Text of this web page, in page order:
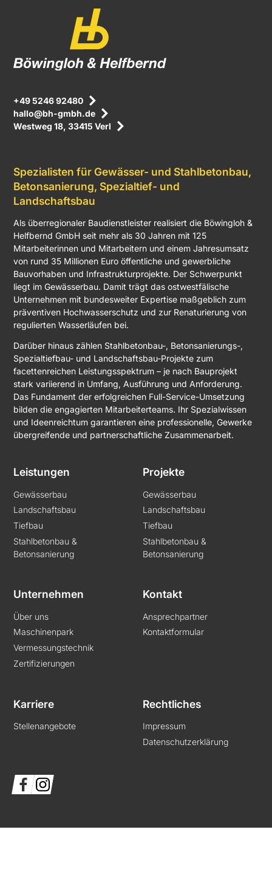
+49 5246 92480
hallo@bh-gmbh.de
Westweg 18, 33415 Verl
Spezialisten für Gewässer- und Stahlbetonbau,
Betonsanierung, Spezialtief- und
Landschaftsbau
Als überregionaler Baudienstleister realisiert die Böwingloh &
Helfbernd GmbH seit mehr als 30 Jahren mit 125
Mitarbeiterinnen und Mitarbeitern und einem Jahresumsatz
von rund 35 Millionen Euro öffentliche und gewerbliche
Bauvorhaben und Infrastrukturprojekte. Der Schwerpunkt
liegt im Gewässerbau. Damit trägt das ostwestfälische
Unternehmen mit bundesweiter Expertise maßgeblich zum
präventiven Hochwasserschutz und zur Renaturierung von
regulierten Wasserläufen bei.
Darüber hinaus zählen Stahlbetonbau-, Betonsanierungs-,
Spezialtiefbau- und Landschaftsbau-Projekte zum
facettenreichen Leistungsspektrum – je nach Bauprojekt
stark variierend in Umfang, Ausführung und Anforderung.
Das Fundament der erfolgreichen Full-Service-Umsetzung
bilden die engagierten Mitarbeiterteams. Ihr Spezialwissen
und Ideenreichtum garantieren eine professionelle, Gewerke
übergreifende und partnerschaftliche Zusammenarbeit.
Leistungen
Gewässerbau
Landschaftsbau
Tiefbau
Stahlbetonbau &
Betonsanierung
Projekte
Gewässerbau
Landschaftsbau
Tiefbau
Stahlbetonbau &
Betonsanierung
Unternehmen
Über uns
Maschinenpark
Vermessungstechnik
Zertifizierungen
Kontakt
Ansprechpartner
Kontaktformular
Karriere
Stellenangebote
Rechtliches
Impressum
Datenschutzerklärung